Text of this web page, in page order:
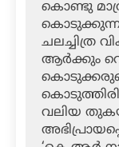
കൊണ്ടു
ചലച്ചിത്ര
ആര്‍ക്കും
വലിയ